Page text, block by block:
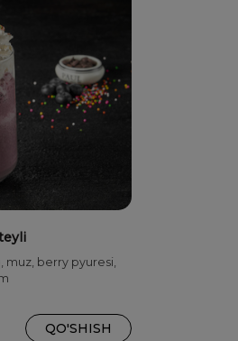
muz, berry pyuresi,
QO'SHISH